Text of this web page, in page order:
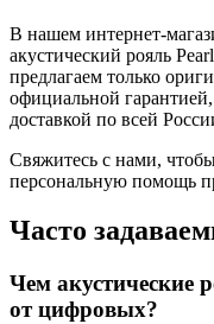
В нашем интернет-
акустический рояль
предлагаем только
официальной
доставкой по всей
Свяжитесь с нами,
персональную помощь
Часто
Чем акустические
от цифровых?